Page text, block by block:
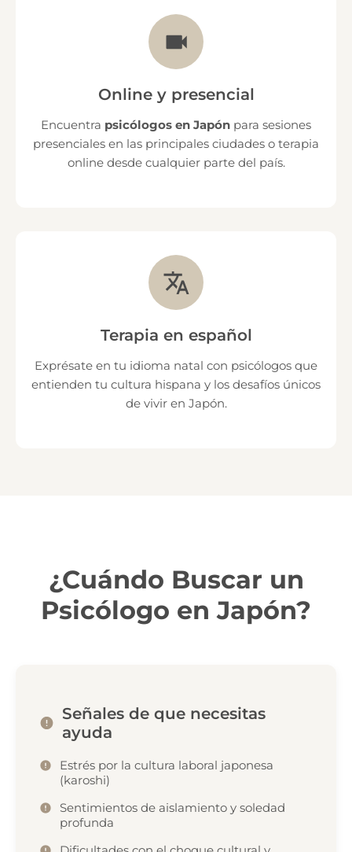
Online y presencial
Encuentra psicólogos en Japón para sesiones
presenciales en las principales ciudades o terapia
online desde cualquier parte del país.
Terapia en español
Exprésate en tu idioma natal con psicólogos que
entienden tu cultura hispana y los desafíos únicos
de vivir en Japón.
¿Cuándo Buscar un
Psicólogo en Japón?
Señales de que necesitas
ayuda
Estrés por la cultura laboral japonesa
(karoshi)
Sentimientos de aislamiento y soledad
profunda